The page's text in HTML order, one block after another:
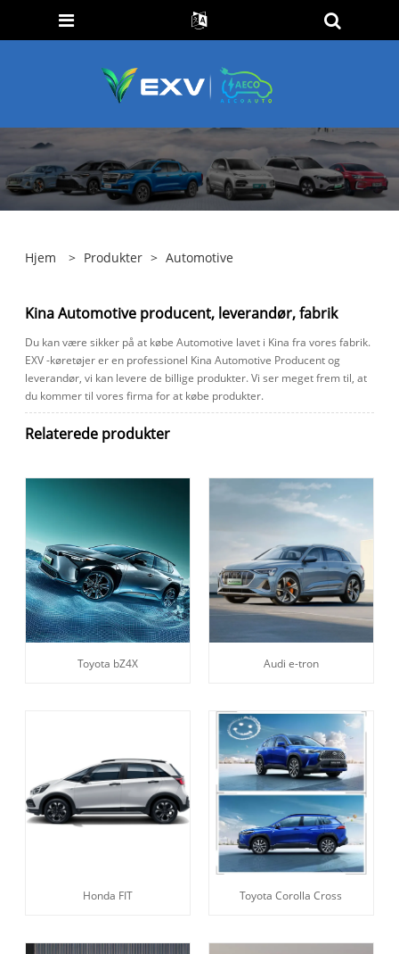
Hjem > Produkter > Automotive
Kina Automotive producent, leverandør, fabrik
Du kan være sikker på at købe Automotive lavet i Kina fra vores fabrik.
EXV -køretøjer er en professionel Kina Automotive Producent og
leverandør, vi kan levere de billige produkter. Vi ser meget frem til, at
du kommer til vores firma for at købe produkter.
Relaterede produkter
Toyota bZ4X Audi e-tron
Honda FIT Toyota Corolla Cross